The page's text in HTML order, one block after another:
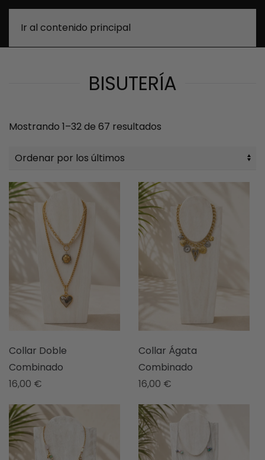
Ir al contenido principal
BISUTERÍA
Mostrando 1–32 de 67 resultados
Collar Doble
Combinado
16,00 €
Collar Ágata
Combinado
16,00 €